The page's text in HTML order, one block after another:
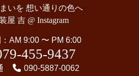
いを 想い通りの色へ
屋 吉 @ Instagram
AM 9:00 〜 PM 6:00
455-9437
090-5887-0062